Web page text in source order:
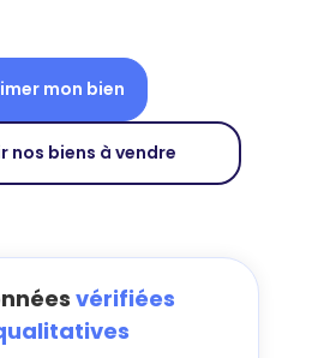
mon bien
nos biens à vendre
vérifiées